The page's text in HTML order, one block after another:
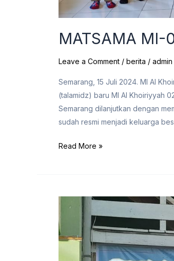
MATSAMA MI-
Leave a Comment / berita / admin
Semarang, 15 Juli 2024. MI Al
(talamidz) baru MI Al Khoiriyyah
Semarang dilanjutkan dengan
sudah resmi menjadi keluarga
Read More »
MATSAMA
01